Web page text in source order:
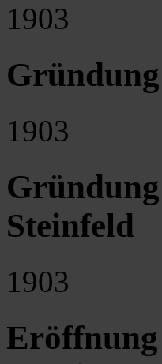
1903
1903
Steinfeld
1903